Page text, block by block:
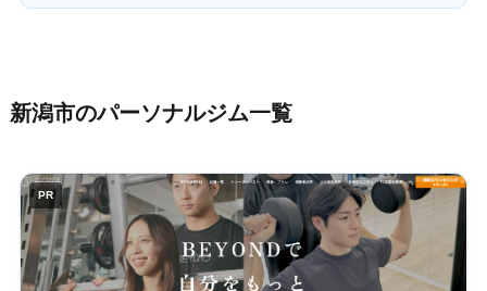
新潟市のパーソナルジム一覧
PR